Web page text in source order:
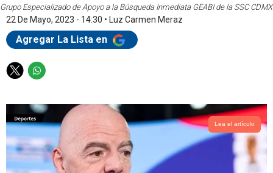
Grupo Especializado de Apoyo a la Búsqueda Inmediata GEABI de la SSC CDMX
22 De Mayo, 2023 - 14:30 • Luz Carmen Meraz
Agregar La Lista en
T
i
t
t
e
r
W
a
t
s
a
p
p
Lea el artículo